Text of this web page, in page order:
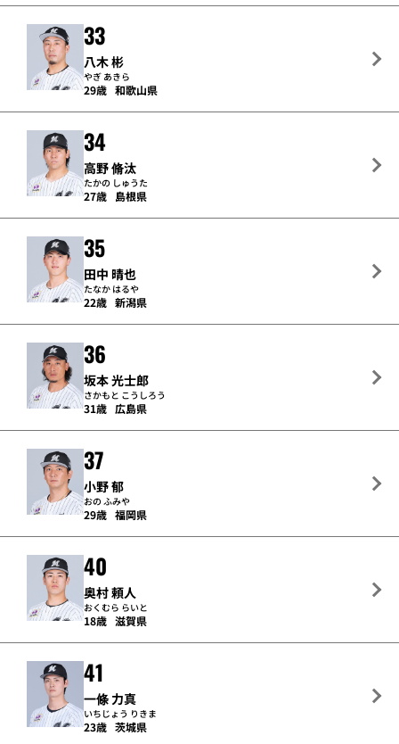
33
八木 彬
やぎ あきら
29歳 和歌山県
34
高野 脩汰
たかの しゅうた
27歳 島根県
35
田中 晴也
たなか はるや
22歳 新潟県
36
坂本 光士郎
さかもと こうしろう
31歳 広島県
37
小野 郁
おの ふみや
29歳 福岡県
40
奥村 頼人
おくむら らいと
18歳 滋賀県
41
一條 力真
いちじょう りきま
23歳 茨城県